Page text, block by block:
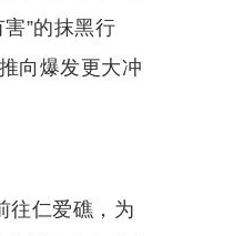
”的抹黑行
向爆发更大冲
往仁爱礁，为